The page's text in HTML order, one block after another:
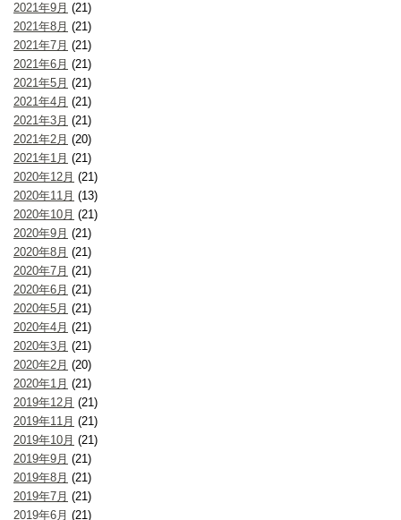
2021年9月 (21)
2021年8月 (21)
2021年7月 (21)
2021年6月 (21)
2021年5月 (21)
2021年4月 (21)
2021年3月 (21)
2021年2月 (20)
2021年1月 (21)
2020年12月 (21)
2020年11月 (13)
2020年10月 (21)
2020年9月 (21)
2020年8月 (21)
2020年7月 (21)
2020年6月 (21)
2020年5月 (21)
2020年4月 (21)
2020年3月 (21)
2020年2月 (20)
2020年1月 (21)
2019年12月 (21)
2019年11月 (21)
2019年10月 (21)
2019年9月 (21)
2019年8月 (21)
2019年7月 (21)
2019年6月 (21)